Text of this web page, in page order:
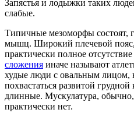
Запястья и лодыжки таких
слабые.
Типичные мезоморфы состоят,
мышц. Широкий плечевой
практически полное
сложения иначе называют
худые люди с овальным
похвастаться развитой
длинные. Мускулатура,
практически нет.